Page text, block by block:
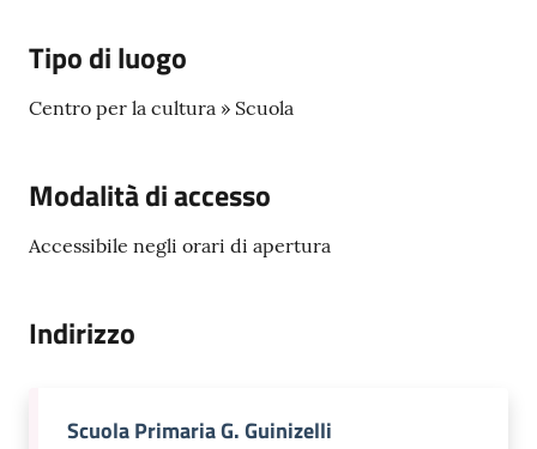
Tipo di luogo
Centro per la cultura » Scuola
Modalità di accesso
Accessibile negli orari di apertura
Indirizzo
Scuola Primaria G. Guinizelli